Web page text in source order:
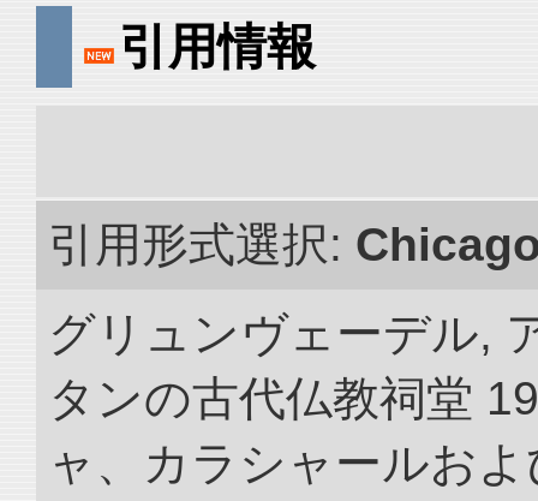
引用情報
引用形式選択:
グリュンヴェーデル,
タンの古代仏教祠堂
ャ、カラシャールお